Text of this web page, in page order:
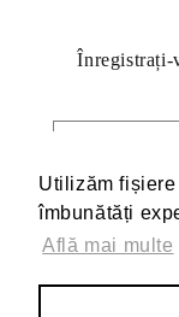
Utilizăm
îmbunătăți
Află mai multe
Utilizăm
îmbunătăți
Află mai multe
Înregistrați-